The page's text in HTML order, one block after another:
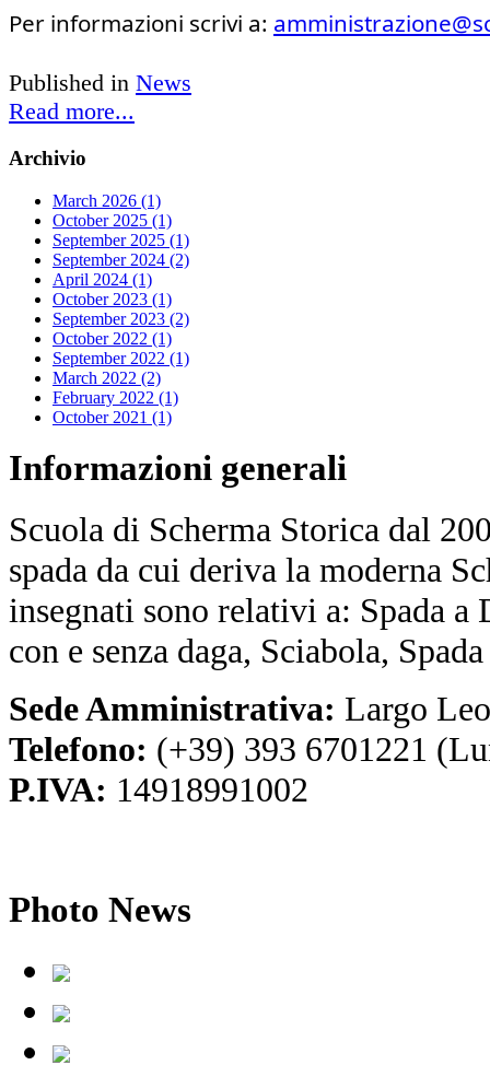
Per informazioni scrivi a:
Published in News
Read more...
Archivio
March 2026 (1)
October 2025 (1)
September 2025 (1)
September 2024 (2)
April 2024 (1)
October 2023 (1)
September 2023 (2)
October 2022 (1)
September 2022 (1)
March 2022 (2)
February 2022 (1)
October 2021 (1)
Informazioni generali
Scuola di Scherma Storica dal
spada da cui deriva la moderna
insegnati sono relativi a: Spada a
con e senza daga, Sciabola,
Sede Amministrativa: Largo
Telefono: (+39) 393 6701221
P.IVA: 14918991002
Photo News